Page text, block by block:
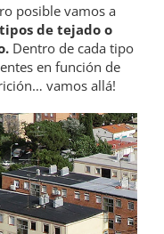
posible vamos a
de tejado o
Dentro de cada tipo
en función de
vamos allá!